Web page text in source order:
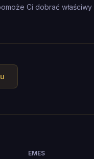
Ci dobrać właściwy
EMES